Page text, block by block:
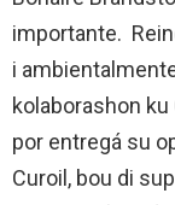
importante.
i
kolaborashon ku
por entregá su
Curoil, bou di